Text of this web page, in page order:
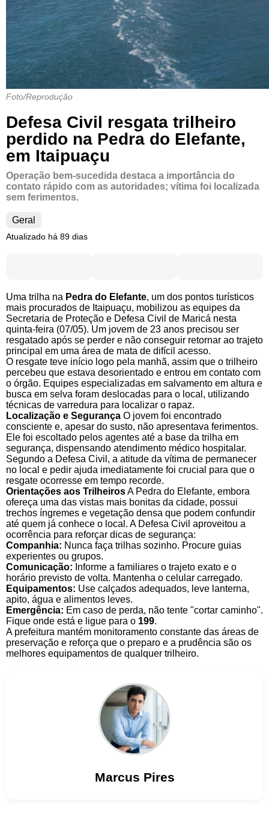
Foto/Reprodução
Defesa Civil resgata trilheiro
perdido na Pedra do Elefante,
em Itaipuaçu
Operação bem-sucedida destaca a importância do
contato rápido com as autoridades; vítima foi localizada
sem ferimentos.
Geral
Atualizado há 89 dias
Uma trilha na Pedra do Elefante, um dos pontos turísticos
mais procurados de Itaipuaçu, mobilizou as equipes da
Secretaria de Proteção e Defesa Civil de Maricá nesta
quinta-feira (07/05). Um jovem de 23 anos precisou ser
resgatado após se perder e não conseguir retornar ao trajeto
principal em uma área de mata de difícil acesso.
O resgate teve início logo pela manhã, assim que o trilheiro
percebeu que estava desorientado e entrou em contato com
o órgão. Equipes especializadas em salvamento em altura e
busca em selva foram deslocadas para o local, utilizando
técnicas de varredura para localizar o rapaz.
Localização e Segurança O jovem foi encontrado
consciente e, apesar do susto, não apresentava ferimentos.
Ele foi escoltado pelos agentes até a base da trilha em
segurança, dispensando atendimento médico hospitalar.
Segundo a Defesa Civil, a atitude da vítima de permanecer
no local e pedir ajuda imediatamente foi crucial para que o
resgate ocorresse em tempo recorde.
Orientações aos TrilheirosA Pedra do Elefante, embora
ofereça uma das vistas mais bonitas da cidade, possui
trechos íngremes e vegetação densa que podem confundir
até quem já conhece o local. A Defesa Civil aproveitou a
ocorrência para reforçar dicas de segurança:
Companhia: Nunca faça trilhas sozinho. Procure guias
experientes ou grupos.
Comunicação: Informe a familiares o trajeto exato e o
horário previsto de volta. Mantenha o celular carregado.
Equipamentos: Use calçados adequados, leve lanterna,
apito, água e alimentos leves.
Emergência: Em caso de perda, não tente "cortar caminho".
Fique onde está e ligue para o 199.
A prefeitura mantém monitoramento constante das áreas de
preservação e reforça que o preparo e a prudência são os
melhores equipamentos de qualquer trilheiro.
Marcus Pires